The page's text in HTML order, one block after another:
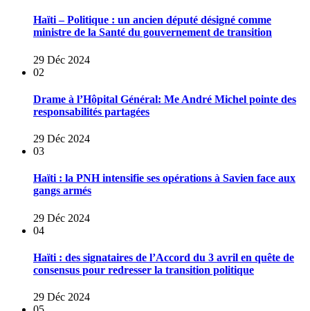
Haïti – Politique : un ancien député désigné comme
ministre de la Santé du gouvernement de transition
29 Déc 2024
02
Drame à l’Hôpital Général: Me André Michel pointe des
responsabilités partagées
29 Déc 2024
03
Haïti : la PNH intensifie ses opérations à Savien face aux
gangs armés
29 Déc 2024
04
Haïti : des signataires de l’Accord du 3 avril en quête de
consensus pour redresser la transition politique
29 Déc 2024